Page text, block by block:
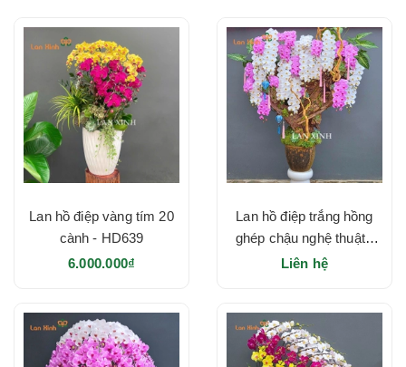
Lan hồ điệp vàng tím 20
cành - HD639
6.000.000₫
Lan hồ điệp trắng hồng
ghép chậu nghệ thuật -
HD633
Liên hệ